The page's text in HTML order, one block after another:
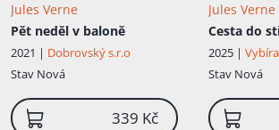
Jules Verne
Pět neděl v baloně
2021 | Dobrovský s.r.o
Stav Nová
339 Kč
Jules Verne
Cesta do
2025 |
Stav Nová